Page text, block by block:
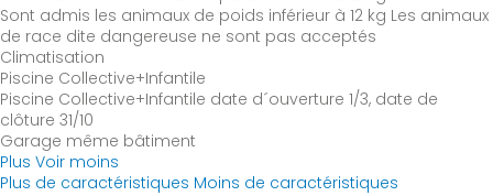
Sont admis les animaux de poids inférieur à 12 kg Les animaux
de race dite dangereuse ne sont pas acceptés
Climatisation
Piscine Collective+Infantile
Piscine Collective+Infantile date d´ouverture 1/3, date de
clôture 31/10
Garage même bâtiment
Plus Voir moins
Plus de caractéristiques Moins de caractéristiques